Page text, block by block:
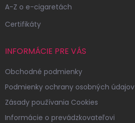
A-Z o e-cigaretách
Certifikáty
INFORMÁCIE PRE VÁS
Obchodné podmienky
Podmienky ochrany osobných údajov
Zásady používania Cookies
Informácie o prevádzkovateľovi